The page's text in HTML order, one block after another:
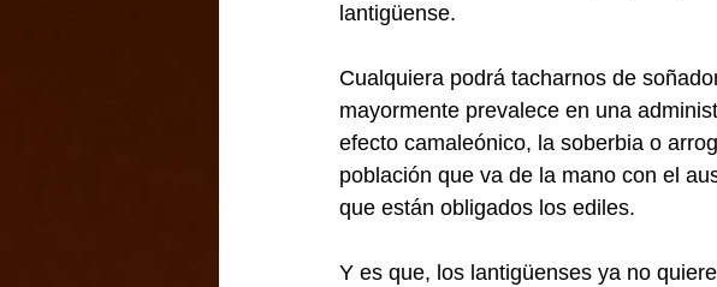
lantigüense.
Cualquiera podrá tacharnos de
mayormente prevalece en una
efecto camaleónico, la soberbia o
población que va de la mano con el
que están obligados los ediles.
Y es que, los lantigüenses ya no